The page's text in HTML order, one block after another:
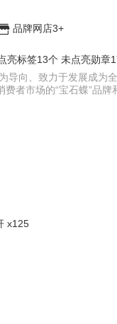
品牌网店3+
亮标签13个 未点亮勋章
导向、致力于发展成为
者市场的“宝石蝶”品
x125